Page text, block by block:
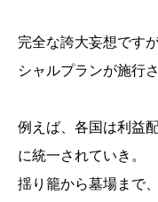
完全な誇大妄想です
シャルプランが施行
例えば、各国は利益
に統一されていき。
揺り籠から墓場まで